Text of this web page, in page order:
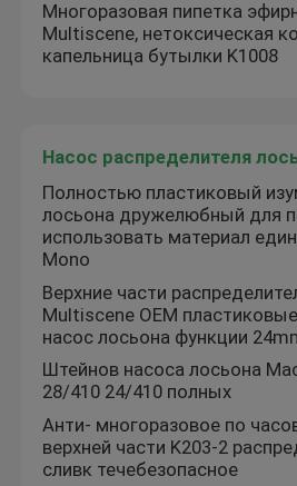
Многоразовая пипетка
Multiscene, нетоксическая
капельница бутылки K1008
Насос распределителя
Полностью пластиковый
лосьона дружелюбный для
использовать материал
Mono
Верхние части
Multiscene OEM
насос лосьона функции
Штейнов насоса лосьона
28/410 24/410 полных
Анти- многоразовое по
верхней части K203-2
сливк течебезопасное